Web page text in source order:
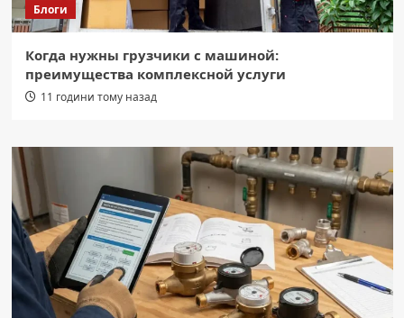
Блоги
Когда нужны грузчики с машиной:
преимущества комплексной услуги
11 години тому назад